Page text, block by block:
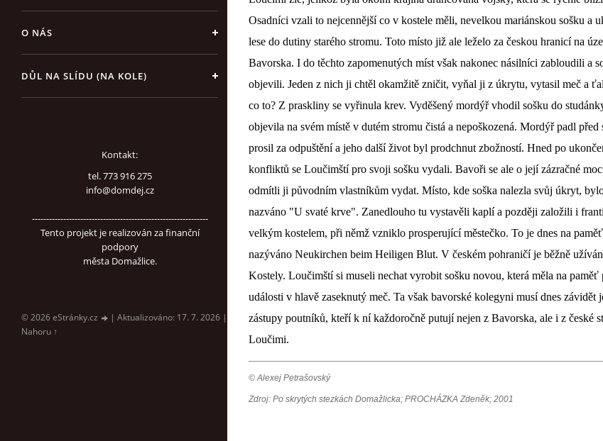
O NÁS
DŮL NA SLÍDU (NA KOLE)
Kontakt:
tel. 773 916 275
info@domdej.cz
--------------------------------------------------------------
Tento projekt je realizován za finanční
podpory
města Domažlice.
© 2026 eStránky.cz | Aktualizováno: 17. 7. 2026 |
Nahoru ↑
Osadníci vzali to nejcennější co v kostele měli, nevelkou mariánskou sošku a
lese do dutiny starého stromu. Toto místo již ale leželo za českou hranicí na
Bavorska. I do těchto zapomenutých míst však nakonec násilníci zabloudili a
objevili. Jeden z nich ji chtěl okamžitě zničit, vyňal ji z úkrytu, vytasil meč a
co to? Z praskliny se vyřinula krev. Vyděšený mordýř vhodil sošku do
objevila na svém místě v dutém stromu čistá a nepoškozená. Mordýř padl před
prosil za odpuštění a jeho další život byl prodchnut zbožností. Hned po
konfliktů se Loučimští pro svoji sošku vydali. Bavoři se ale o její zázračné
odmítli ji původním vlastníkům vydat. Místo, kde soška nalezla svůj úkryt,
nazváno "U svaté krve". Zanedlouho tu vystavěli kaplí a později založili i
velkým kostelem, při němž vzniklo prosperující městečko. To je dnes na
nazýváno Neukirchen beim Heiligen Blut. V českém pohraničí je běžně
Kostely. Loučimští si museli nechat vyrobit sošku novou, která měla na paměť
události v hlavě zaseknutý meč. Ta však bavorské kolegyni musí dnes závidět
zástupy poutníků, kteří k ní každoročně putují nejen z Bavorska, ale i z české
Loučimi.
© Alexej Petrašovský
Zdroj: Po skrytých stezkách Domažlicka; PROCHÁZKA Zdeněk; 2001